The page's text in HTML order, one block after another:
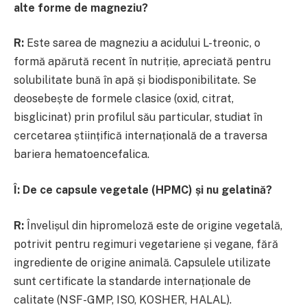
alte forme de magneziu?
R: Este sarea de magneziu a acidului L-treonic, o
formă apărută recent în nutriție, apreciată pentru
solubilitate bună în apă și biodisponibilitate. Se
deosebește de formele clasice (oxid, citrat,
bisglicinat) prin profilul său particular, studiat în
cercetarea științifică internațională de a traversa
bariera hematoencefalica.
Î: De ce capsule vegetale (HPMC) și nu gelatină?
R: Învelișul din hipromeloză este de origine vegetală,
potrivit pentru regimuri vegetariene și vegane, fără
ingrediente de origine animală. Capsulele utilizate
sunt certificate la standarde internaționale de
calitate (NSF-GMP, ISO, KOSHER, HALAL).